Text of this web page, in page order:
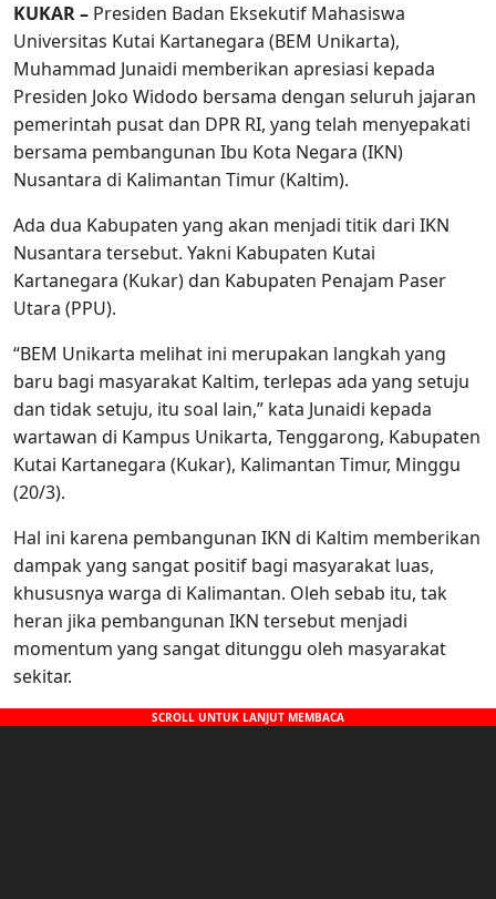
KUKAR – Presiden Badan Eksekutif Mahasiswa
Universitas Kutai Kartanegara (BEM Unikarta),
Muhammad Junaidi memberikan apresiasi kepada
Presiden Joko Widodo bersama dengan seluruh jajaran
pemerintah pusat dan DPR RI, yang telah menyepakati
bersama pembangunan Ibu Kota Negara (IKN)
Nusantara di Kalimantan Timur (Kaltim).
Ada dua Kabupaten yang akan menjadi titik dari IKN
Nusantara tersebut. Yakni Kabupaten Kutai
Kartanegara (Kukar) dan Kabupaten Penajam Paser
Utara (PPU).
“BEM Unikarta melihat ini merupakan langkah yang
baru bagi masyarakat Kaltim, terlepas ada yang setuju
dan tidak setuju, itu soal lain,” kata Junaidi kepada
wartawan di Kampus Unikarta, Tenggarong, Kabupaten
Kutai Kartanegara (Kukar), Kalimantan Timur, Minggu
(20/3).
Hal ini karena pembangunan IKN di Kaltim memberikan
dampak yang sangat positif bagi masyarakat luas,
khususnya warga di Kalimantan. Oleh sebab itu, tak
heran jika pembangunan IKN tersebut menjadi
momentum yang sangat ditunggu oleh masyarakat
sekitar.